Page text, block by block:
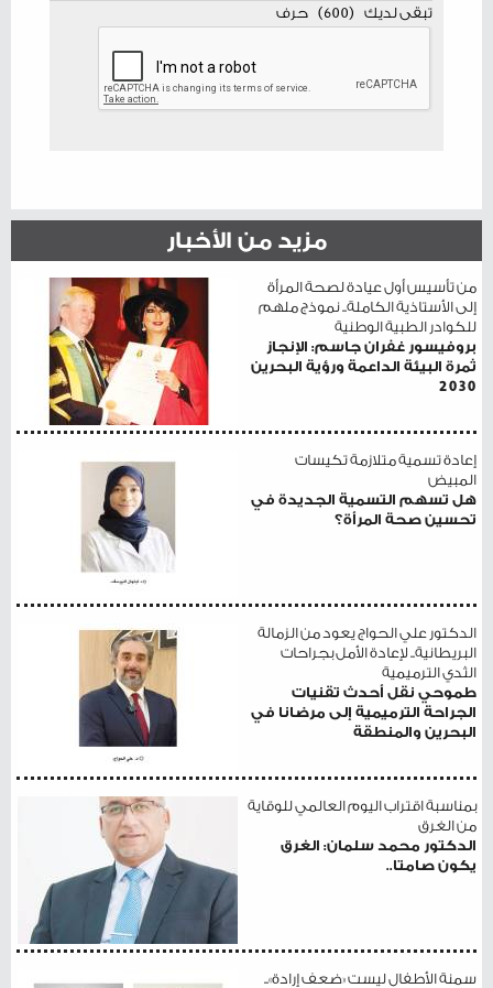
تبقى لديك (
600
) حرف
مزيد من الأخبار
من تأسيس أول عيادة لصحة المرأة
إلى الأستاذية الكاملة.. نموذج ملهم
للكوادر الطبية الوطنية
بروفيسور غفران جاسم: الإنجاز
ثمرة البيئة الداعمة ورؤية البحرين
2030
إعادة تسمية متلازمة تكيسات
المبيض
هل تسهم التسمية الجديدة في
تحسين صحة المرأة؟
الدكتور علي الحواج يعود من الزمالة
البريطانية.. لإعادة الأمل بجراحات
الثدي الترميمية
طموحي نقل أحدث تقنيات
الجراحة الترميمية إلى مرضانا في
البحرين والمنطقة
بمناسبة اقتراب اليوم العالمي للوقاية
من الغرق
الدكتور محمد سلمان: الغرق
يكون صامتا..
سمنة الأطفال ليست «ضعف إرادة»..